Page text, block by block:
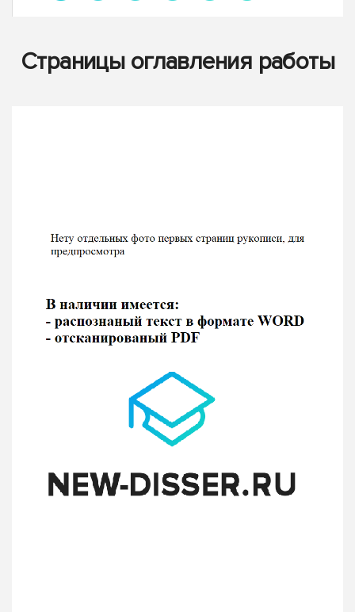
Страницы оглавления работы